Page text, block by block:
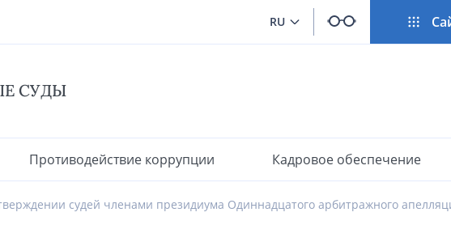
RU
СУДЫ
Противодействие коррупции Кадровое обеспечение
судей членами президиума Одиннадцатого арбитражного